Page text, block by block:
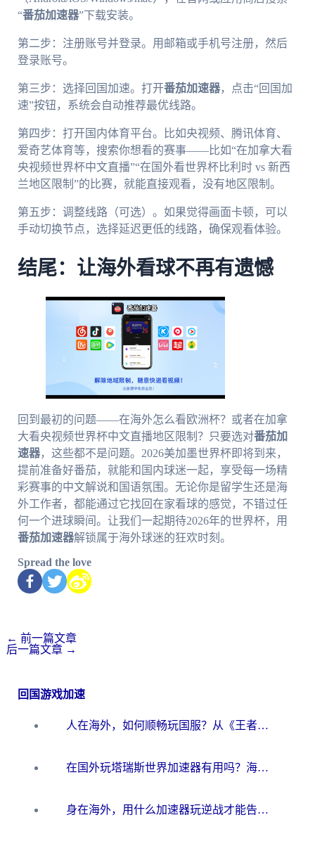
“番茄加速器”下载安装。
第二步：注册账号并登录。用邮箱或手机号注册，然后
登录账号。
第三步：选择回国加速。打开番茄加速器，点击“回国加
速”按钮，系统会自动推荐最优线路。
第四步：打开国内体育平台。比如央视频、腾讯体育、
爱奇艺体育等，搜索你想看的赛事——比如“在加拿大看
央视频世界杯中文直播”“在国外看世界杯比利时 vs 新西
兰地区限制”的比赛，就能直接观看，没有地区限制。
第五步：调整线路（可选）。如果觉得画面卡顿，可以
手动切换节点，选择延迟更低的线路，确保观看体验。
结尾：让海外看球不再有遗憾
回到最初的问题——在海外怎么看欧洲杯？或者在加拿
大看央视频世界杯中文直播地区限制？只要选对番茄加
速器，这些都不是问题。2026美加墨世界杯即将到来，
提前准备好番茄，就能和国内球迷一起，享受每一场精
彩赛事的中文解说和国语氛围。无论你是留学生还是海
外工作者，都能通过它找回在家看球的感觉，不错过任
何一个进球瞬间。让我们一起期待2026年的世界杯，用
番茄加速器解锁属于海外球迷的狂欢时刻。
Spread the love
← 前一篇文章
后一篇文章 →
回国游戏加速
人在海外，如何顺畅玩国服？从《王者荣耀》到《云图计划》的加速器终极指南
在国外玩塔瑞斯世界加速器有用吗？海外玩家亲测后的真实答案
身在海外，用什么加速器玩逆战才能告别延迟？